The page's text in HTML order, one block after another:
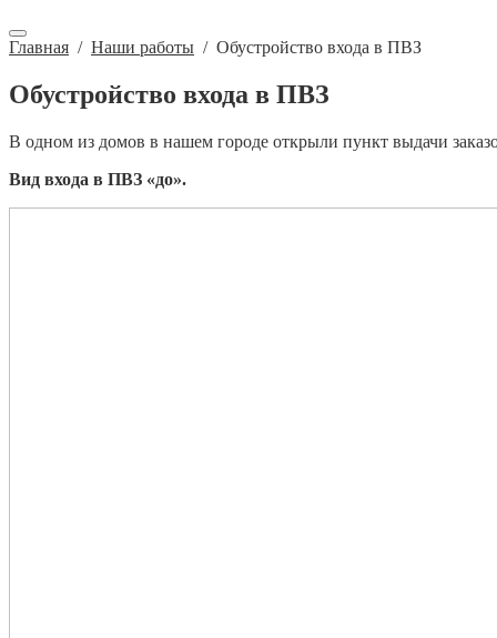
Главная / Наши работы / Обустройство входа в ПВЗ
Обустройство входа в ПВЗ
В одном из домов в нашем городе открыли пункт выдачи
Вид входа в ПВЗ «до».